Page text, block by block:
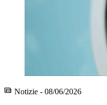
Notizie - 08/06/2026